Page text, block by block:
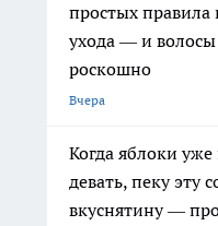
простых правила
ухода — и волосы
роскошно
Вчера
Когда яблоки уже
девать, пеку эту
вкуснятину —